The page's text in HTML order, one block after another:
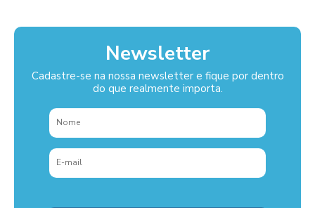
Newsletter
Cadastre-se na nossa newsletter e fique por dentro
do que realmente importa.